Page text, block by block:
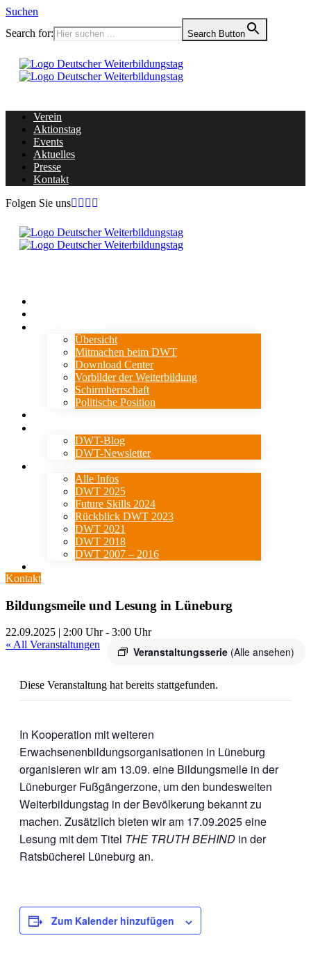
Suchen
Search for:
Search Button
Verein
Aktionstag
Events
Aktuelles
Presse
Kontakt
Folgen Sie uns
Übersicht
Mitmachen beim DWT
Download Center
Vorbilder der Weiterbildung
Schirmherrschaft
Politische Position
DWT-Blog
DWT-Newsletter
Alle Infos
DWT 2025
Future Skills 2024
Rückblick DWT 2023
DWT 2021
DWT 2018
DWT 2007 – 2016
Kontakt
Bildungsmeile und Lesung in Lüneburg
22.09.2025 | 2:00 Uhr- 3:00 Uhr
Veranstaltungsserie (Alle ansehen)
« All Veranstaltungen
Diese Veranstaltung hat bereits stattgefunden.
In Kooperation mit weiteren
Erwachsenenbildungsorganisationen in Lüneburg
organisieren wir am 13.09. eine Bildungsmeile in der
Lüneburger Fußgängerzone, um den bundesweiten
Weiterbildungstag in der Bevölkerung bekannt zu
machen. Zusätzlich bieten wir am 17.09.2025 eine
Lesung mit dem Titel THE TRUTH BEHIND in der
Ratsbücherei Lüneburg an.
Zum Kalender hinzufügen